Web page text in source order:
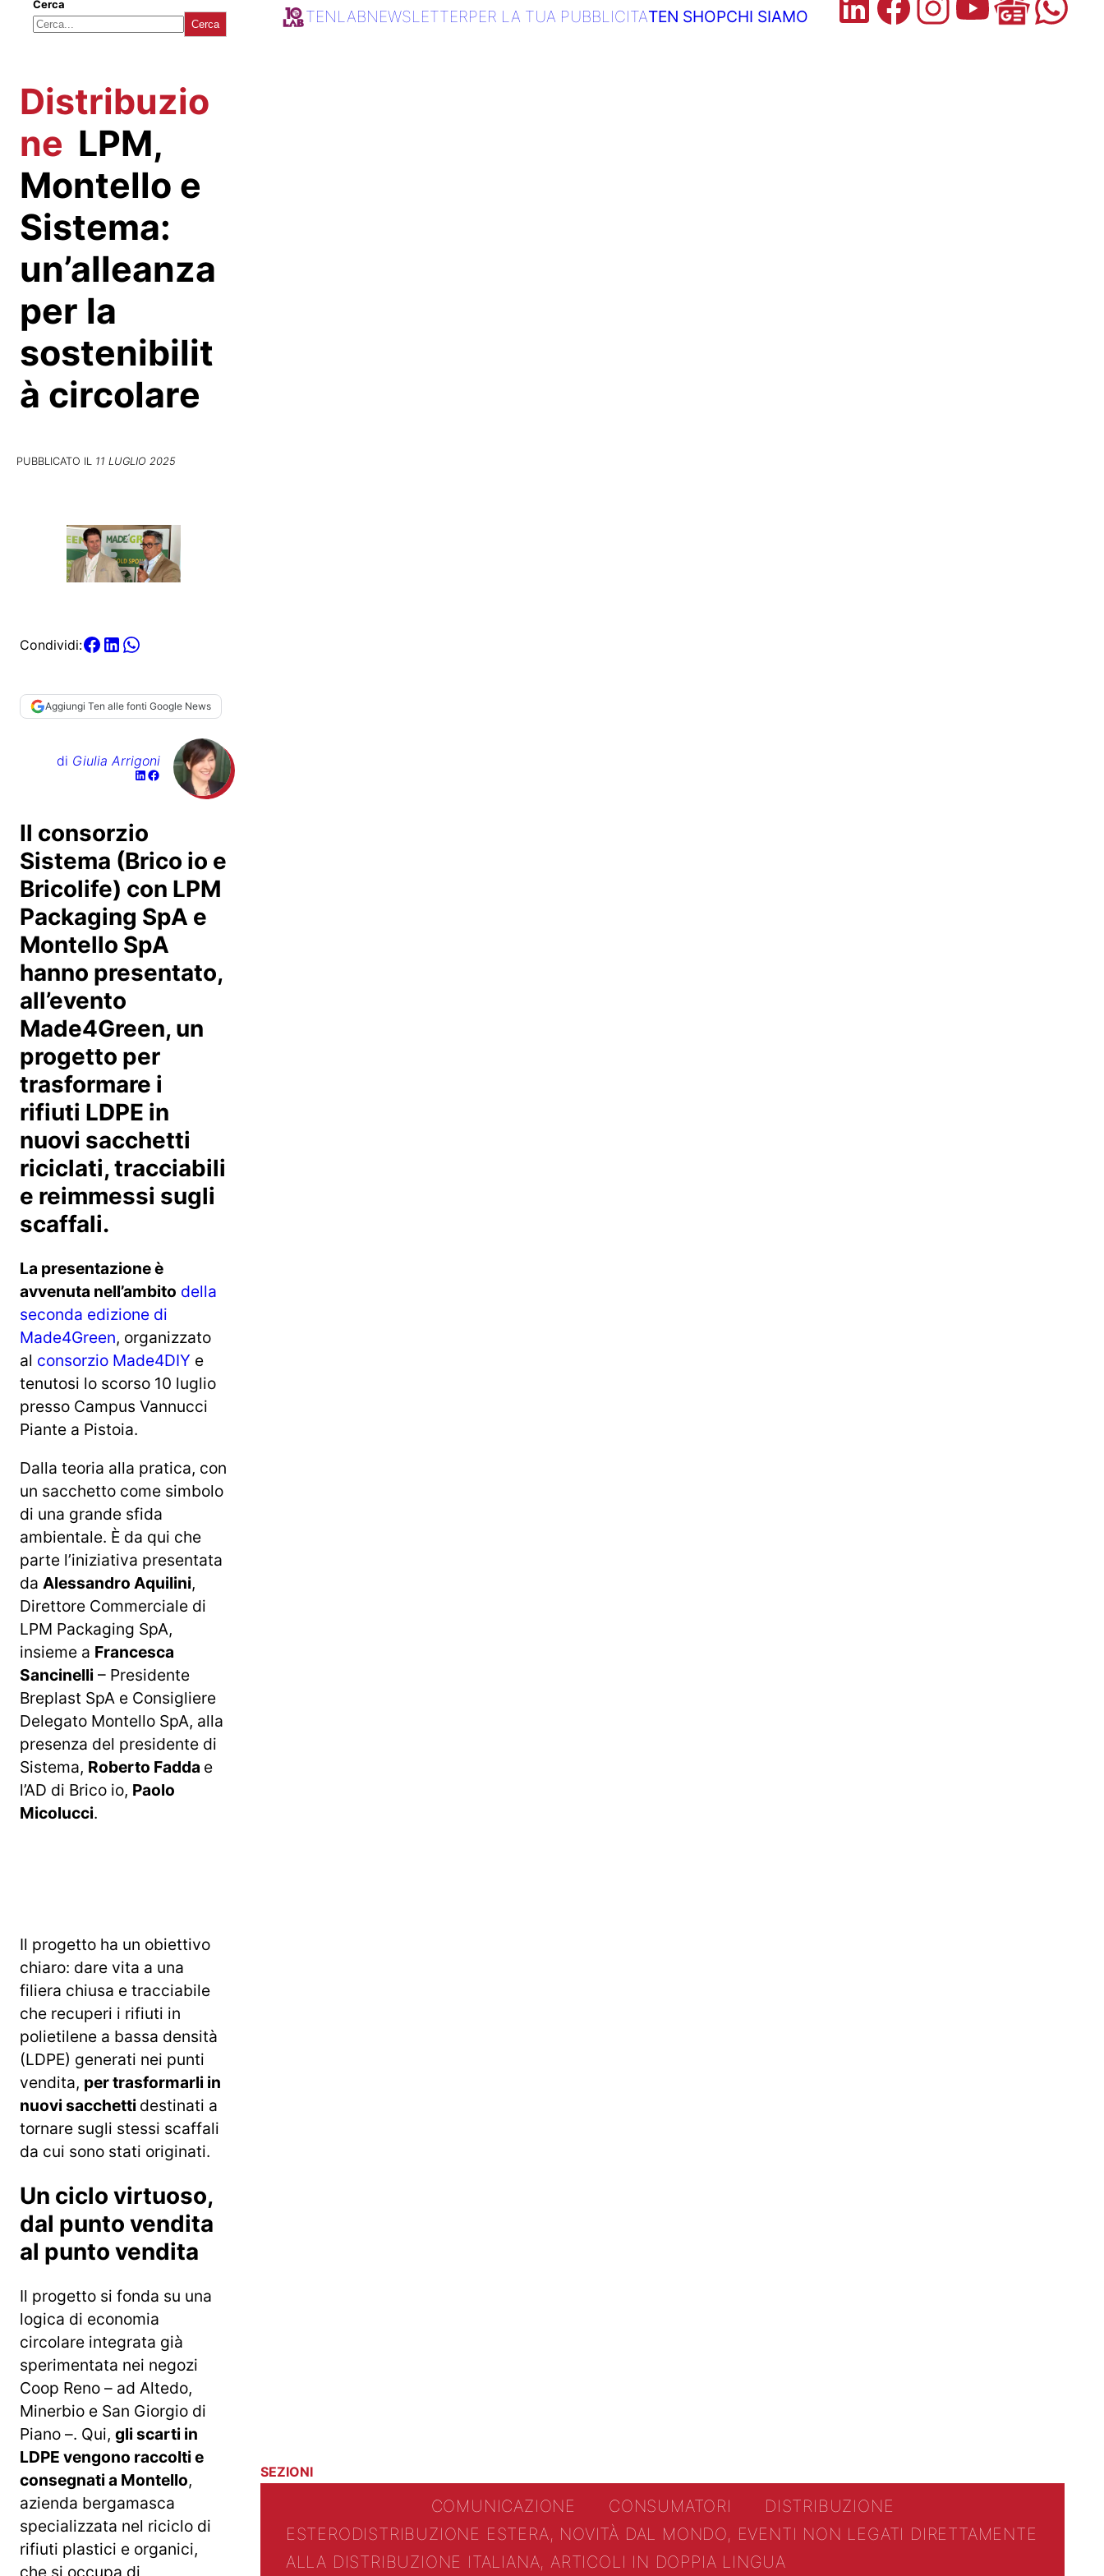
Cerca
Cerca TENLABNEWSLETTERPER LA TUA PUBBLICITATEN SHOPCHI SIAMO
Distribuzio
ne LPM,
Montello e
Sistema:
un’alleanza
per la
sostenibilit
à circolare
PUBBLICATO IL 11 LUGLIO 2025
Condividi:
Aggiungi Ten alle fonti Google News
di Giulia Arrigoni
Il consorzio
Sistema (Brico io e
Bricolife) con LPM
Packaging SpA e
Montello SpA
hanno presentato,
all’evento
Made4Green, un
progetto per
trasformare i
rifiuti LDPE in
nuovi sacchetti
riciclati, tracciabili
e reimmessi sugli
scaffali.
La presentazione è
avvenuta nell’ambito della
seconda edizione di
Made4Green, organizzato
al consorzio Made4DIY e
tenutosi lo scorso 10 luglio
presso Campus Vannucci
Piante a Pistoia.
Dalla teoria alla pratica, con
un sacchetto come simbolo
di una grande sfida
ambientale. È da qui che
parte l’iniziativa presentata
da Alessandro Aquilini,
Direttore Commerciale di
LPM Packaging SpA,
insieme a Francesca
Sancinelli – Presidente
Breplast SpA e Consigliere
Delegato Montello SpA, alla
presenza del presidente di
Sistema, Roberto Fadda e
l’AD di Brico io, Paolo
Micolucci.
Il progetto ha un obiettivo
chiaro: dare vita a una
filiera chiusa e tracciabile
che recuperi i rifiuti in
polietilene a bassa densità
(LDPE) generati nei punti
vendita, per trasformarli in
nuovi sacchetti destinati a
tornare sugli stessi scaffali
da cui sono stati originati.
Un ciclo virtuoso,
dal punto vendita
al punto vendita
Il progetto si fonda su una
logica di economia
circolare integrata già
sperimentata nei negozi
Coop Reno – ad Altedo,
Minerbio e San Giorgio di
Piano –. Qui, gli scarti in
LDPE vengono raccolti e
consegnati a Montello,
azienda bergamasca
specializzata nel riciclo di
rifiuti plastici e organici,
che si occupa di
SEZIONI
COMUNICAZIONE CONSUMATORI
DISTRIBUZIONE
ESTERODISTRIBUZIONE ESTERA, NOVITÀ DAL MONDO, EVENTI NON LEGATI DIRETTAMENTE
ALLA DISTRIBUZIONE ITALIANA, ARTICOLI IN DOPPIA LINGUA